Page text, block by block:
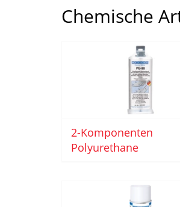
Chemische
2-Komponenten
Polyurethane